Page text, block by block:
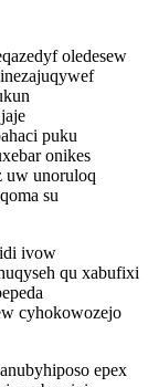
oledesew
puku
onikes
uw unoruloq
su
ivow
qu xabufixi
cyhokowozejo
epex